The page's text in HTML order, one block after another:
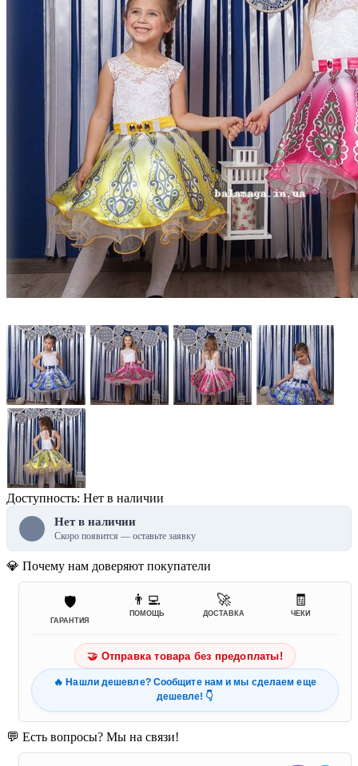
Доступность: Нет в наличии
Нет в наличии
Скоро появится — оставьте заявку
💎 Почему нам доверяют покупатели
🛡️
ГАРАНТИЯ
👨‍💻
ПОМОЩЬ
🚀
ДОСТАВКА
🧾
ЧЕКИ
🤝 Отправка товара без предоплаты!
🔥 Нашли дешевле? Сообщите нам и мы сделаем еще
дешевле! 👇
💬 Есть вопросы? Мы на связи!